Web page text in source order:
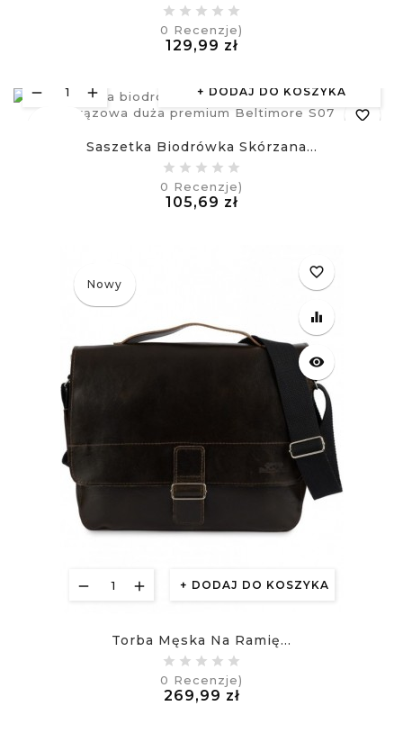
0 Recenzje)
129,99 złCena
DODAJ DO KOSZYKA
favorite_border
Saszetka Biodrówka Skórzana...
0 Recenzje)
105,69 złCena
Nowy
DODAJ DO KOSZYKA
favorite_border
equalizer
visibility
Torba Męska Na Ramię...
0 Recenzje)
269,99 złCena